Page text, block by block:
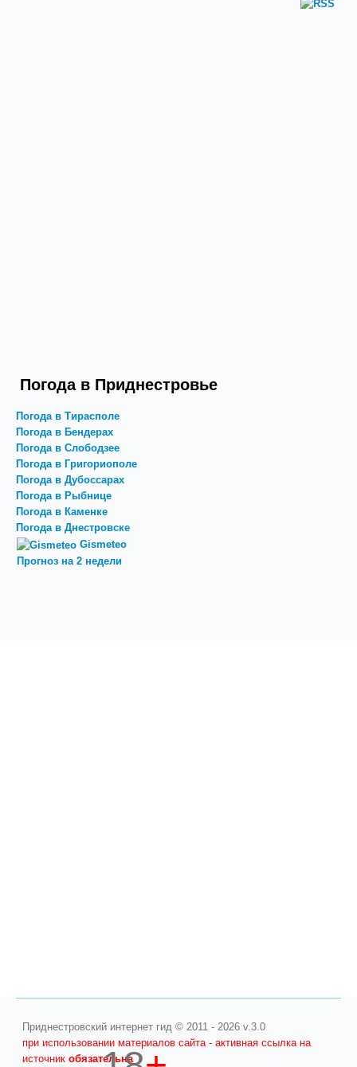
Погода в Приднестровье
Погода в Тирасполе
Погода в Бендерах
Погода в Слободзее
Погода в Григориополе
Погода в Дубоссарах
Погода в Рыбнице
Погода в Каменке
Погода в Днестровске
Gismeteo
Прогноз на 2 недели
Приднестровский интернет гид © 2011 - 2026 v.3.0
при использовании материалов сайта - активная ссылка на
источникобязательна